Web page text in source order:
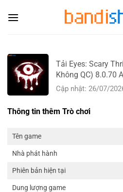
Tải Eyes: Scary
Không QC) 8.0.70
Cập nhật: 26/07/
Thông tin thêm Trò chơi
Tên game
Nhà phát hành
Phiên bản hiện tại
Dung lượng game